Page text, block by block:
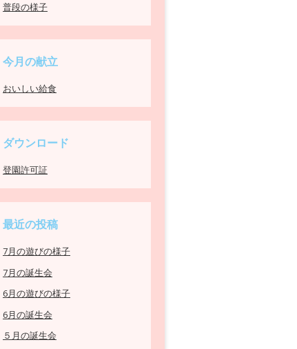
普段の様子
今月の献立
おいしい給食
ダウンロード
登園許可証
最近の投稿
7月の遊びの様子
7月の誕生会
6月の遊びの様子
6月の誕生会
５月の誕生会